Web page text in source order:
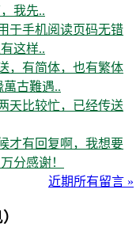
我先..
于手机阅读页码无错
这样..
，有简体，也有繁体
古難遇..
天比较忙，已经传送
才有回复啊，我想要
分感谢！
近期所有留言 »